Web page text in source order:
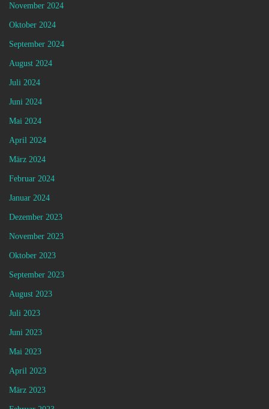
November 2024
Oktober 2024
September 2024
August 2024
Juli 2024
Juni 2024
Mai 2024
April 2024
März 2024
Februar 2024
Januar 2024
Dezember 2023
November 2023
Oktober 2023
September 2023
August 2023
Juli 2023
Juni 2023
Mai 2023
April 2023
März 2023